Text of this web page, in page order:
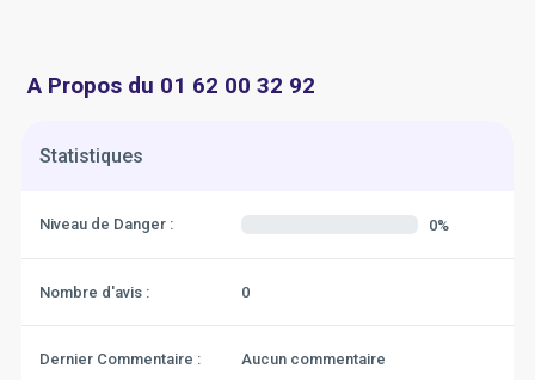
A Propos du 01 62 00 32 92
Statistiques
Niveau de Danger : 0%
Nombre d'avis : 0
Dernier Commentaire : Aucun commentaire